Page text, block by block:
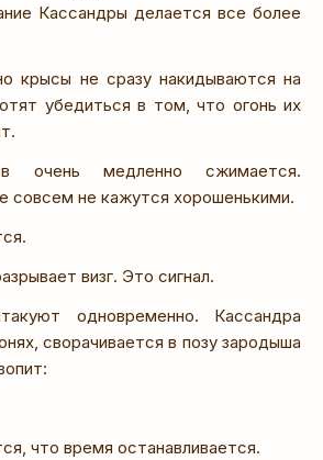
Кассандры делается все более
крысы не сразу накидываются на
убедиться в том, что огонь их
очень медленно сжимается.
совсем не кажутся хорошенькими.
визг. Это сигнал.
одновременно. Кассандра
сворачивается в позу зародыша
что время останавливается.